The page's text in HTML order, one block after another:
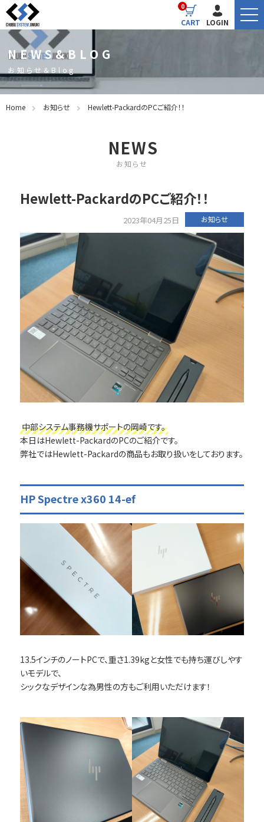
CART
0
LOGIN
NEWS&BLOG
お知らせ＆Blog
Home お知らせ Hewlett-PackardのPCご紹介！！
NEWS
お知らせ
Hewlett-PackardのPCご紹介！！
2023年04月25日 お知らせ
中部システム事務機サポートの岡崎です。
本日はHewlett-PackardのPCのご紹介です。
弊社ではHewlett-Packardの商品もお取り扱いをしております。
HP Spectre x360 14-ef
13.5インチのノートPCで、重さ1.39kgと女性でも持ち運びしやす
いモデルで、
シックなデザインな為男性の方もご利用いただけます！